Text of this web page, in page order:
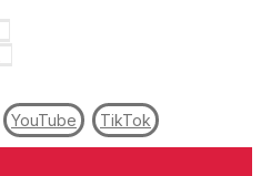
YouTube TikTok